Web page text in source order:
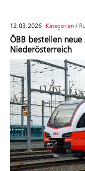
12.03.2026 Kategorien /
ÖBB bestellen
Niederösterreich